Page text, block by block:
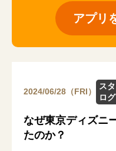
アプリ
2024/06/28（FRI）
ス
ログ
なぜ東京ディズニ
たのか？